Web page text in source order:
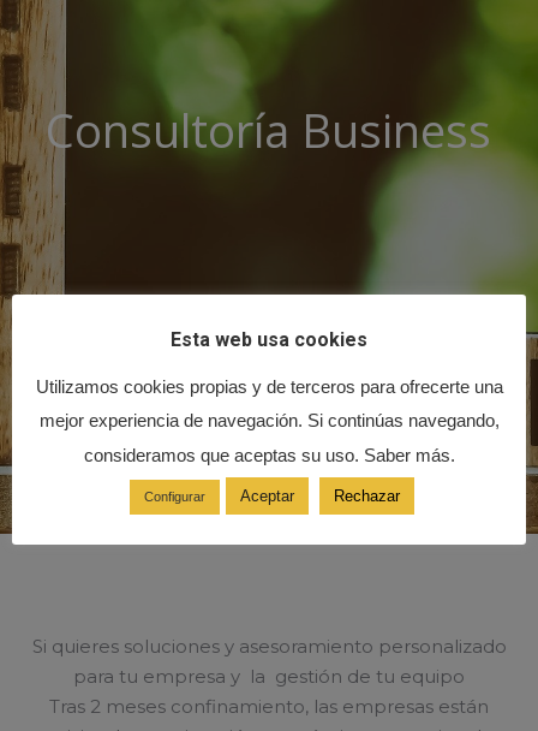
Consultoría Business
Si quieres soluciones y asesoramiento personalizado
para tu empresa y la gestión de tu equipo
Tras 2 meses confinamiento, las empresas están
Esta web usa cookies
Utilizamos cookies propias y de terceros para ofrecerte una
mejor experiencia de navegación. Si continúas navegando,
consideramos que aceptas su uso. Saber más.
Configurar Aceptar Rechazar